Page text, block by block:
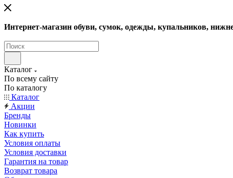
Интернет-магазин обуви, сумок, одежды, купальников,
Каталог
По всему сайту
По каталогу
Каталог
Акции
Бренды
Новинки
Как купить
Условия оплаты
Условия доставки
Гарантия на товар
Возврат товара